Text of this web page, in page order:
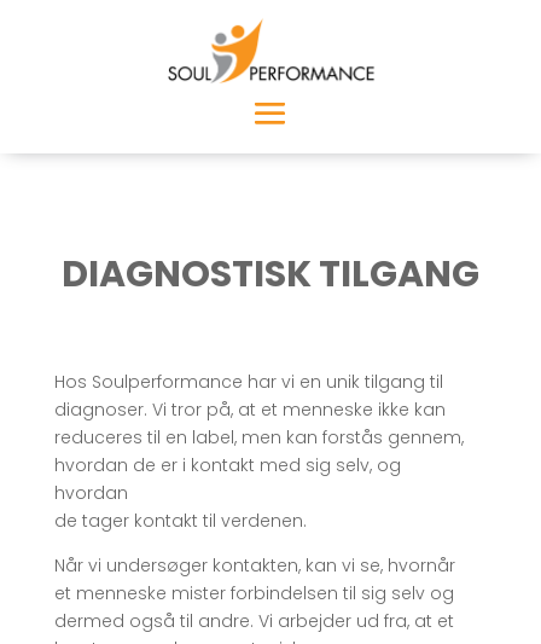
DIAGNOSTISK TILGANG
Hos Soulperformance har vi en unik tilgang til
diagnoser. Vi tror på, at et menneske ikke kan
reduceres til en label, men kan forstås gennem,
hvordan de er i kontakt med sig selv, og
hvordan
de tager kontakt til verdenen.
Når vi undersøger kontakten, kan vi se, hvornår
et menneske mister forbindelsen til sig selv og
dermed også til andre. Vi arbejder ud fra, at et